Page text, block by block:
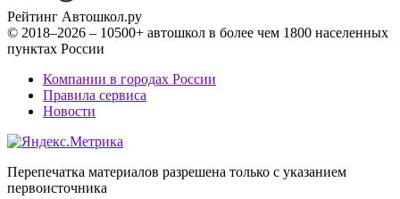
Рейтинг Автошкол.ру
© 2018–2026 – 10500+ автошкол в более чем 1800 населенных
пунктах России
Компании в городах России
Правила сервиса
Новости
Перепечатка материалов разрешена только с указанием
первоисточника